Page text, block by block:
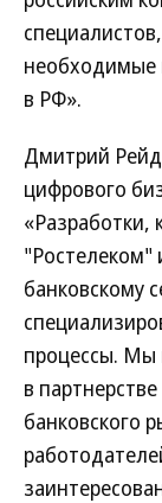
необходимые
в РФ».
Дмитрий
цифрового
«Разработки,
"Ростелеком"
банковскому
процессы. Мы
в
банковского